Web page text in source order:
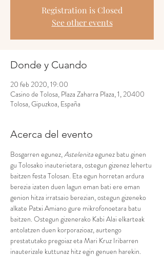
Registration is Closed
See other events
Donde y Cuando
20 feb 2020, 19:00
Casino de Tolosa, Plaza Zaharra Plaza, 1, 20400
Tolosa, Gipuzkoa, España
Acerca del evento
Bosgarren egunez, Astelenita egunez batu ginen
gu Tolosako inauterietara, ostegun gizenez lehertu
baitzen festa Tolosan. Eta egun horretan ardura
berezia izaten duen lagun eman bati ere eman
genion hitza irratsaio berezian, ostegun gizeneko
alkate Patxi Amiano gure mikrofonoetara batu
baitzen. Ostegun gizenerako Kabi Alai elkarteak
antolatzen duen korporazioaz, aurtengo
prestatutako pregoiaz eta Mari Kruz Iribarren
inauterizale kuttunaz hitz egin genuen harekin.